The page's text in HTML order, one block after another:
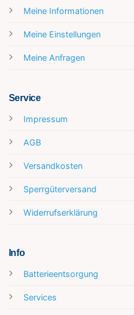
Meine Informationen
Meine Einstellungen
Meine Anfragen
Service
Impressum
AGB
Versandkosten
Sperrgüterversand
Widerrufserklärung
Info
Batterieentsorgung
Services